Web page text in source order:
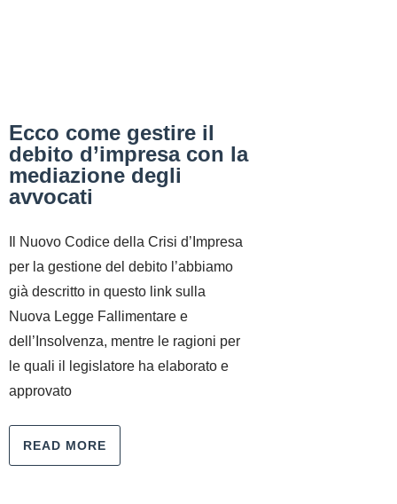
Ecco come gestire il
debito d’impresa con la
mediazione degli
avvocati
Il Nuovo Codice della Crisi d’Impresa
per la gestione del debito l’abbiamo
già descritto in questo link sulla
Nuova Legge Fallimentare e
dell’Insolvenza, mentre le ragioni per
le quali il legislatore ha elaborato e
approvato
READ MORE